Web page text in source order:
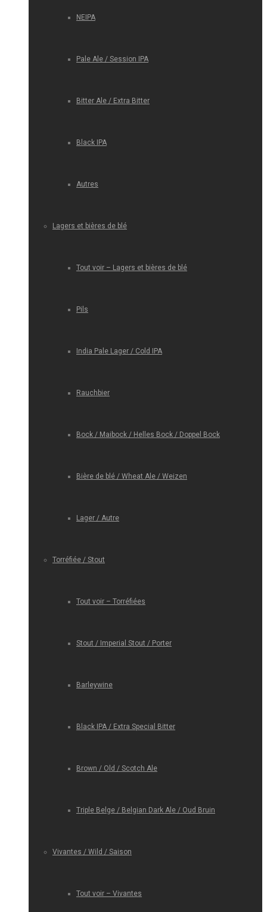
NEIPA
Pale Ale / Session IPA
Bitter Ale / Extra Bitter
Black IPA
Autres
Lagers et bières de blé
Tout voir – Lagers et bières de blé
Pils
India Pale Lager / Cold IPA
Rauchbier
Bock / Maibock / Helles Bock / Doppel Bock
Bière de blé / Wheat Ale / Weizen
Lager / Autre
Torréfiée / Stout
Tout voir – Torréfiées
Stout / Imperial Stout / Porter
Barleywine
Black IPA / Extra Special Bitter
Brown / Old / Scotch Ale
Triple Belge / Belgian Dark Ale / Oud Bruin
Vivantes / Wild / Saison
Tout voir – Vivantes